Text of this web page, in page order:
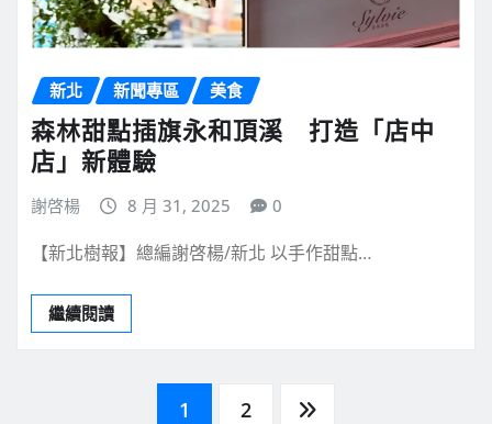
新北 新聞專區 美食
森林甜點插旗永和頂溪 打造「店中
店」新體驗
謝啓楊 8 月 31, 2025 0
【新北樹報】總編謝啓楊/新北 以手作甜點…
繼續閱讀
1 2